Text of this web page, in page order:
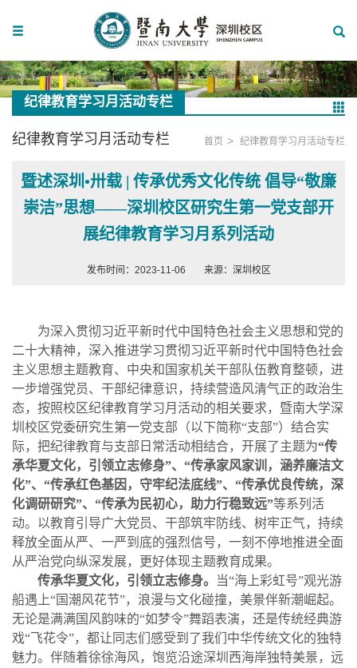
纪律教育学习月活动专栏
纪律教育学习月活动专栏 首页 > 纪律教育学习月活动专栏
暨述深圳•卅载 | 传承优秀文化传统 倡导“敬廉
崇洁”思想——深圳校区研究生第一党支部开
展纪律教育学习月系列活动
发布时间：2023-11-06 来源：深圳校区
为深入贯彻习近平新时代中国特色社会主义思想和党的
二十大精神，深入推进学习贯彻习近平新时代中国特色社会
主义思想主题教育、中央和国家机关干部队伍教育整顿，进
一步增强党员、干部纪律意识，持续营造风清气正的政治生
态，按照校区纪律教育学习月活动的相关要求，暨南大学深
圳校区党委研究生第一党支部（以下简称“支部”）结合实
际，把纪律教育与支部 日常活动相结合， 开展了主题为“传
承华夏文化，引领立志修身”、“传承家风家训，涵养廉洁文
化”、“传承红色基因，守牢纪法底线”、“传承优良传统，深
化调研研究”、“传承为民初心，助力行稳致远”等系列活
动。 以教育引导广大党员、干部筑牢防线、树牢正气，持续
释放全面从严、一严到底的强烈信号，一刻不停地推进全面
从严治党向纵深发展，更好体现主题教育成果。
传承华夏文化，引领立志修身。
当“海上彩虹号”观光游
船遇上“国潮风花节”，浪漫与文化碰撞，美景伴新潮崛起。
无论是满满国风韵味的“如梦令”舞蹈表演，还是传统经典游
戏“飞花令”，都让同志们感受到了我们中华传统文化的独特
魅力。伴随着徐徐海风，饱览沿途深圳西海岸独特美景，远